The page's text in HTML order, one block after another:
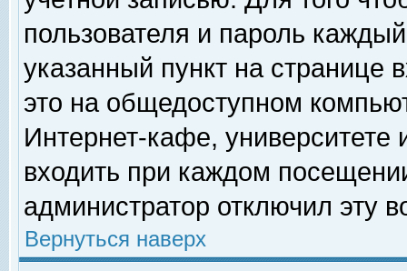
пользователя и пароль
указанный пункт на
это на общедоступном
Интернет-кафе, университете
входить при каждом
администратор отключил эту
Вернуться наверх